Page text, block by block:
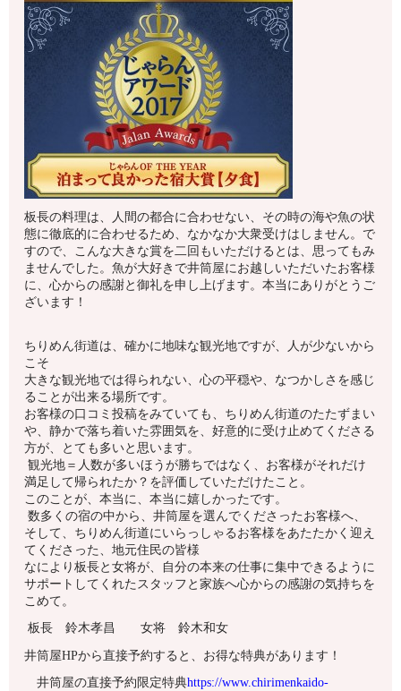
板長の料理は、人間の都合に合わせない、その時の海や魚の状
態に徹底的に合わせるため、なかなか大衆受けはしません。で
すので、こんな大きな賞を二回もいただけるとは、思ってもみ
ませんでした。魚が大好きで井筒屋にお越しいただいたお客様
に、心からの感謝と御礼を申し上げます。本当にありがとうご
ざいます！
ちりめん街道は、確かに地味な観光地ですが、人が少ないから
こそ
大きな観光地では得られない、心の平穏や、なつかしさを感じ
ることが出来る場所です。
お客様の口コミ投稿をみていても、ちりめん街道のたたずまい
や、静かで落ち着いた雰囲気を、好意的に受け止めてくださる
方が、とても多いと思います。
観光地＝人数が多いほうが勝ちではなく、お客様がそれだけ
満足して帰られたか？を評価していただけたこと。
このことが、本当に、本当に嬉しかったです。
数多くの宿の中から、井筒屋を選んでくださったお客様へ、
そして、ちりめん街道にいらっしゃるお客様をあたたかく迎え
てくださった、地元住民の皆様
なにより板長と女将が、自分の本来の仕事に集中できるように
サポートしてくれたスタッフと家族へ心からの感謝の気持ちを
こめて。
板長 鈴木孝昌 女将 鈴木和女
井筒屋HPから直接予約すると、お得な特典があります！
井筒屋の直接予約限定特典https://www.chirimenkaido-